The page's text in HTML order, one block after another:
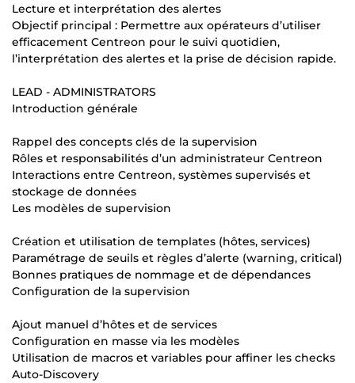
Lecture et interprétation des alertes
Objectif principal : Permettre aux opérateurs d’utiliser
efficacement Centreon pour le suivi quotidien,
l’interprétation des alertes et la prise de décision rapide.
LEAD - ADMINISTRATORS
Introduction générale
Rappel des concepts clés de la supervision
Rôles et responsabilités d’un administrateur Centreon
Interactions entre Centreon, systèmes supervisés et
stockage de données
Les modèles de supervision
Création et utilisation de templates (hôtes, services)
Paramétrage de seuils et règles d’alerte (warning, critical)
Bonnes pratiques de nommage et de dépendances
Configuration de la supervision
Ajout manuel d’hôtes et de services
Configuration en masse via les modèles
Utilisation de macros et variables pour affiner les checks
Auto-Discovery